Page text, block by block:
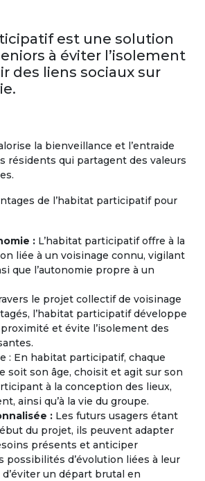
est une solution
à éviter l’isolement
des liens sociaux sur
la bienveillance et l’entraide
résidents qui partagent des valeurs
de l’habitat participatif pour
: L’habitat participatif offre à la
liée à un voisinage connu, vigilant
que l’autonomie propre à un
le projet collectif de voisinage
l’habitat participatif développe
et évite l’isolement des
: En habitat participatif, chaque
soit son âge, choisit et agit sur son
à la conception des lieux,
ainsi qu’à la vie du groupe.
: Les futurs usagers étant
du projet, ils peuvent adapter
présents et anticiper
possibilités d’évolution liées à leur
un départ brutal en
Ouvertes et
retraités ou des personnes
de 60 ans ayant le même
: partir vivre en Grèce à la
ou pendant quelques mois)
attentes que les vôtres (type
mensuel, tendance
acheter ou co-louer, etc...).
En savoir
sur
la Maison Partagée